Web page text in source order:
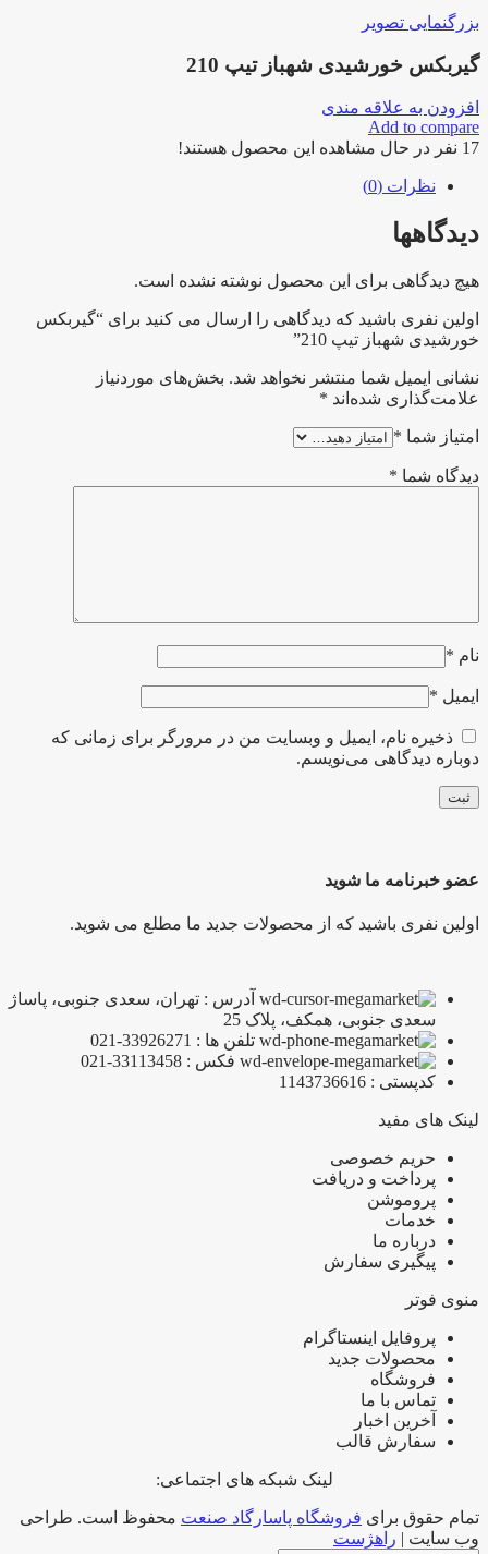
بزرگنمایی تصویر
گیربکس خورشیدی شهباز تیپ 210
افزودن به علاقه مندی
Add to compare
17 نفر در حال مشاهده این محصول هستند!
نظرات (0)
دیدگاهها
هیچ دیدگاهی برای این محصول نوشته نشده است.
اولین نفری باشید که دیدگاهی را ارسال می کنید برای “گیربکس
خورشیدی شهباز تیپ 210”
نشانی ایمیل شما منتشر نخواهد شد. بخش‌های موردنیاز
علامت‌گذاری شده‌اند *
امتیاز شما *
دیدگاه شما *
نام *
ایمیل *
ذخیره نام، ایمیل و وبسایت من در مرورگر برای زمانی که
دوباره دیدگاهی می‌نویسم.
عضو خبرنامه ما شوید
اولین نفری باشید که از محصولات جدید ما مطلع می شوید.
آدرس : تهران، سعدی جنوبی، پاساژ
سعدی جنوبی، همکف، پلاک 25
تلفن ها : 33926271-021
فکس : 33113458-021
کدپستی : 1143736616
لینک های مفید
حریم خصوصی
پرداخت و دریافت
پروموشن
خدمات
درباره ما
پیگیری سفارش
منوی فوتر
پروفایل اینستاگرام
محصولات جدید
فروشگاه
تماس با ما
آخرین اخبار
سفارش قالب
لینک شبکه های اجتماعی:
تمام حقوق برای فروشگاه پاسارگاد صنعت محفوظ است. طراحی
وب سایت | راهژست